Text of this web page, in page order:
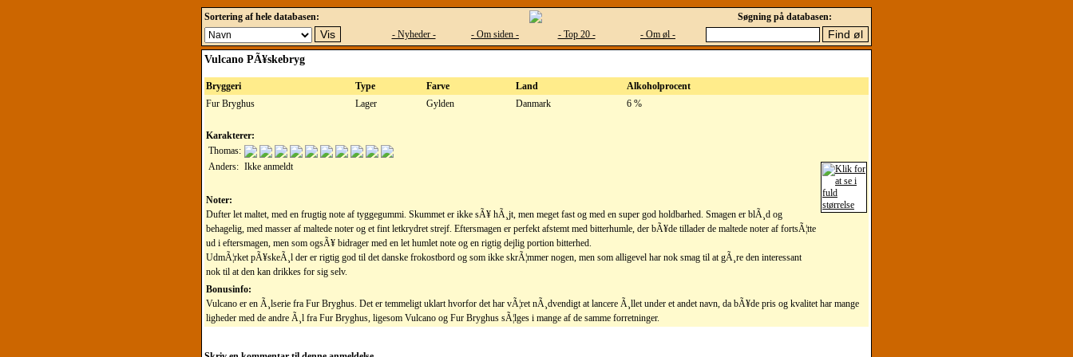
Sortering af hele databasen:
Søgning på databasen:
- Nyheder -
- Om siden - - Top 20 - - Om øl -
Vulcano PÃ¥skebryg
Bryggeri Type Farve Land
Alkoholprocent
Fur Bryghus
Lager Gylden Danmark 6 %
Karakterer:
Thomas:
Anders: Ikke anmeldt
Noter:
Dufter let maltet, med en frugtig note af tyggegummi. Skummet er ikke sÃ¥ hÃ¸jt, men meget fast og med en super god holdbarhed. Smagen er blÃ¸d og
behagelig, med masser af maltede noter og et fint letkrydret strejf. Eftersmagen er perfekt afstemt med bitterhumle, der bÃ¥de tillader de maltede noter af fortsÃ¦tte
ud i eftersmagen, men som ogsÃ¥ bidrager med en let humlet note og en rigtig dejlig portion bitterhed.
UdmÃ¦rket pÃ¥skeÃ¸l der er rigtig god til det danske frokostbord og som ikke skrÃ¦mmer nogen, men som alligevel har nok smag til at gÃ¸re den interessant
nok til at den kan drikkes for sig selv.
Bonusinfo:
Vulcano er en Ã¸lserie fra Fur Bryghus. Det er temmeligt uklart hvorfor det har vÃ¦ret nÃ¸dvendigt at lancere Ã¸llet under et andet navn, da bÃ¥de pris og kvalitet har mange
ligheder med de andre Ã¸l fra Fur Bryghus, ligesom Vulcano og Fur Bryghus sÃ¦lges i mange af de samme forretninger.